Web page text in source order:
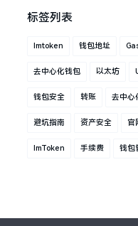
标签列表
Imtoken 钱包地址
去中心化钱包 以太坊
钱包安全 转账 去中心
避坑指南 资产安全 官
ImToken 手续费 钱包